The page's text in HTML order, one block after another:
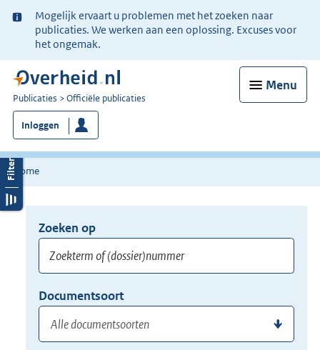
Ter
informatie:
Mogelijk ervaart u problemen met het zoeken naar
publicaties. We werken aan een oplossing. Excuses voor
het ongemak.
Menu
U
bent
nu
hier:
Publicaties Officiële publicaties
Inloggen
Home
Opnieuw
zoeken:
Zoeken op
of
(dossier)nummer
hier
uw
zoekterm
Documentsoort